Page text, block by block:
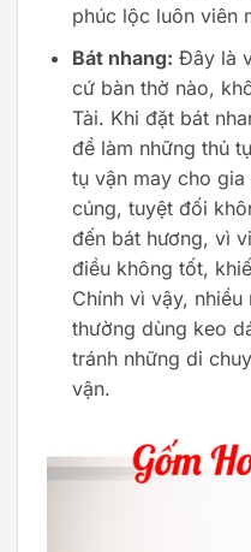
phúc lộc luôn viên
Bát nhang: Đây là
cứ bàn thờ nào,
Tài. Khi đặt bát
để làm những thủ
tụ vận may cho
cúng, tuyệt đối
đến bát hương, vì
điều không tốt,
Chính vì vậy,
thường dùng keo
tránh những di
vận.